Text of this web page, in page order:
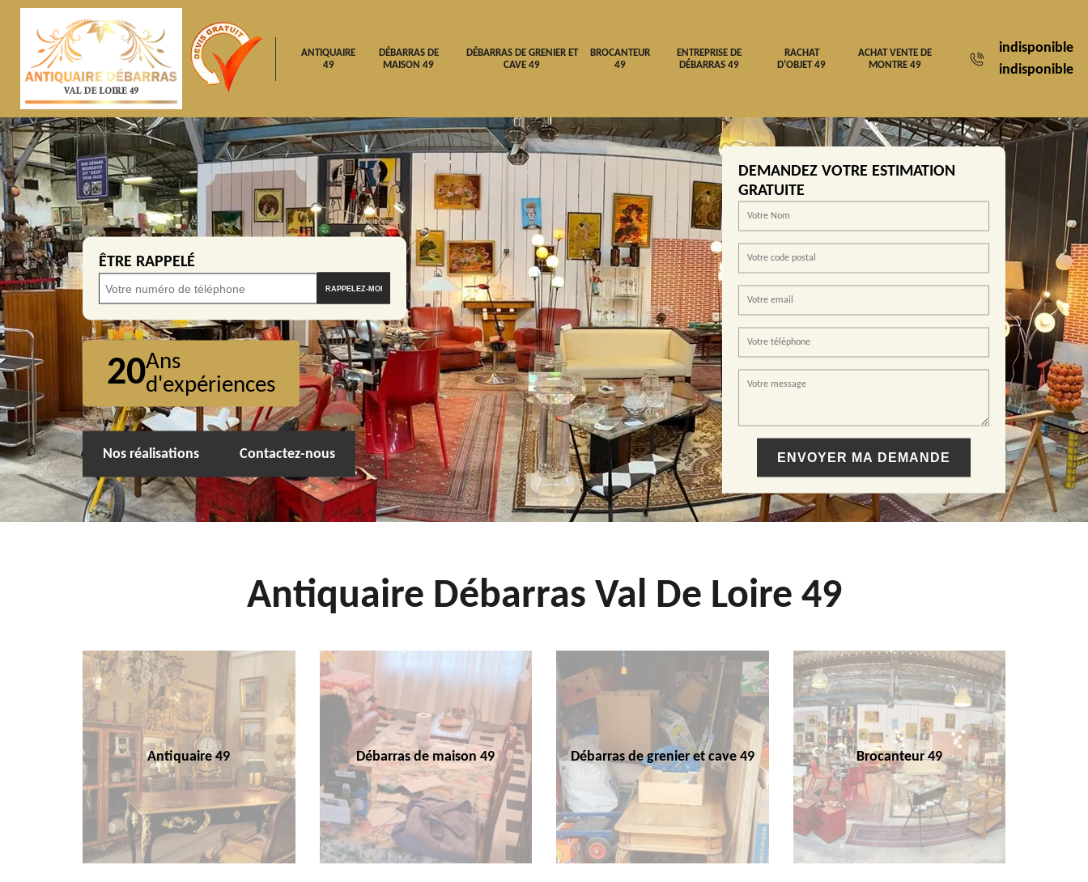
ANTIQUAIRE
49
DÉBARRAS DE
MAISON 49
DÉBARRAS DE GRENIER ET
CAVE 49
BROCANTEUR
49
ENTREPRISE DE
DÉBARRAS 49
RACHAT
D'OBJET 49
ACHAT VENTE DE
MONTRE 49
indisponible
indisponible
ÊTRE RAPPELÉ
20Ans
d'expériences
Nos réalisations Contactez-nous
DEMANDEZ VOTRE ESTIMATION
GRATUITE
Antiquaire Débarras Val De Loire 49
Antiquaire 49 Débarras de maison 49 Débarras de grenier et cave 49 Brocanteur 49